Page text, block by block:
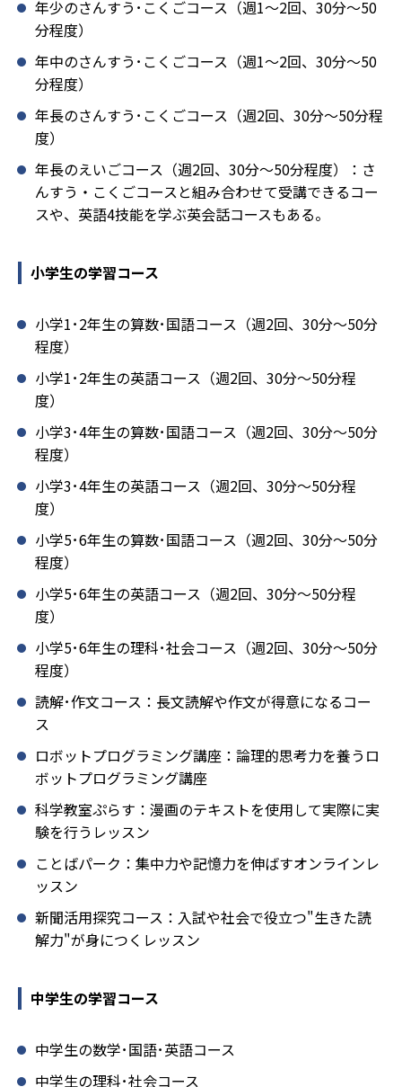
年少のさんすう･こくごコース（週1～2回、30分～50
分程度）
年中のさんすう･こくごコース（週1～2回、30分～50
分程度）
年長のさんすう･こくごコース（週2回、30分～50分程
度）
年長のえいごコース（週2回、30分～50分程度）：さ
んすう・こくごコースと組み合わせて受講できるコー
スや、英語4技能を学ぶ英会話コースもある。
小学生の学習コース
小学1･2年生の算数･国語コース（週2回、30分～50分
程度）
小学1･2年生の英語コース（週2回、30分～50分程
度）
小学3･4年生の算数･国語コース（週2回、30分～50分
程度）
小学3･4年生の英語コース（週2回、30分～50分程
度）
小学5･6年生の算数･国語コース（週2回、30分～50分
程度）
小学5･6年生の英語コース（週2回、30分～50分程
度）
小学5･6年生の理科･社会コース（週2回、30分～50分
程度）
読解･作文コース：長文読解や作文が得意になるコー
ス
ロボットプログラミング講座：論理的思考力を養うロ
ボットプログラミング講座
科学教室ぷらす：漫画のテキストを使用して実際に実
験を行うレッスン
ことばパーク：集中力や記憶力を伸ばすオンラインレ
ッスン
新聞活用探究コース：入試や社会で役立つ"生きた読
解力"が身につくレッスン
中学生の学習コース
中学生の数学･国語･英語コース
中学生の理科･社会コース